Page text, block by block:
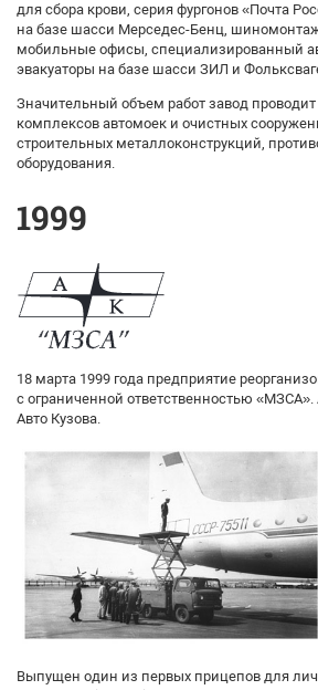
для сбора крови, серия фургонов «Почта
на базе шасси Мерседес-Бенц,
мобильные офисы, специализированный
эвакуаторы на базе шасси ЗИЛ и
Значительный объем работ завод
комплексов автомоек и очистных
строительных металлоконструкций,
оборудования.
1999
18 марта 1999 года предприятие
с ограниченной ответственностью «МЗСА».
Авто Кузова.
Выпущен один из первых прицепов для